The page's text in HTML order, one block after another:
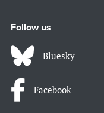
Follow us
Bluesky
Facebook